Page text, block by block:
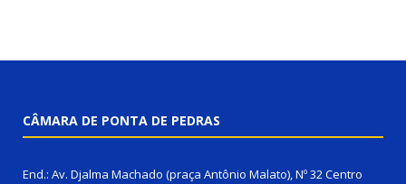
CÂMARA DE PONTA DE PEDRAS
End.: Av. Djalma Machado (praça Antônio Malato), Nº 32 Centro